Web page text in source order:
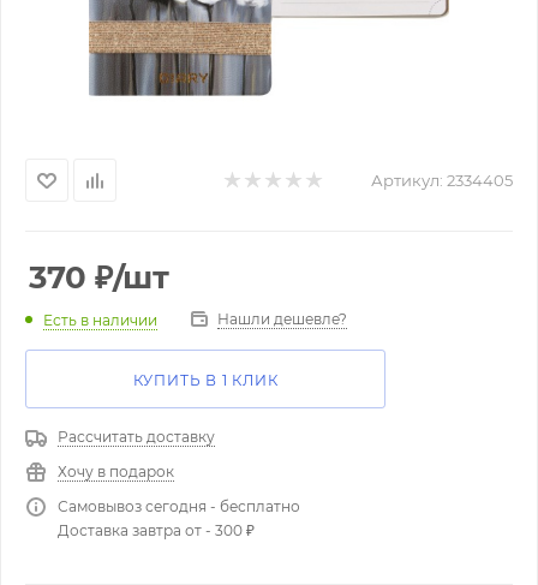
Артикул: 2334405
370 ₽/шт
Есть в наличии Нашли дешевле?
КУПИТЬ В 1 КЛИК
Рассчитать доставку
Хочу в подарок
Самовывоз сегодня - бесплатно
Доставка завтра от - 300 ₽